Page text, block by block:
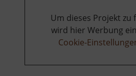
Um dieses Projekt zu
wird hier Werbung
Cookie-